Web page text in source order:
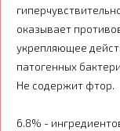
оказывает
укрепляющее
патогенных
Не содержит фтор.
6.8% -